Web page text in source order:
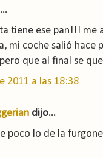
tiene ese pan!!!
mi coche salió hace
que al final se
2011 a las 18:38
dijo...
poco lo de la